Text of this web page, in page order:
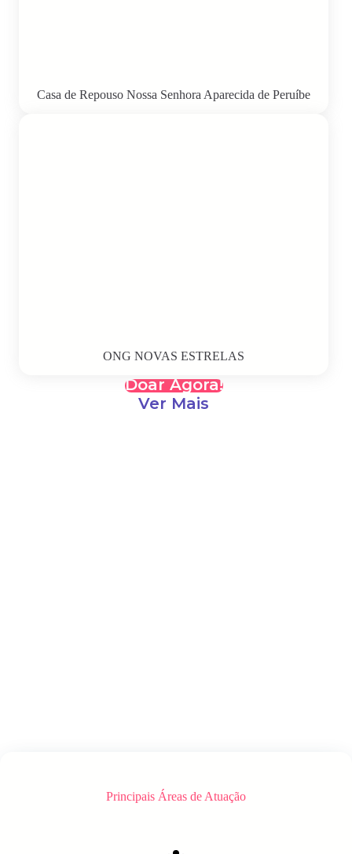
Casa de Repouso Nossa Senhora Aparecida de Peruíbe
ONG NOVAS ESTRELAS
Doar Agora!
Ver Mais
Principais Áreas de Atuação